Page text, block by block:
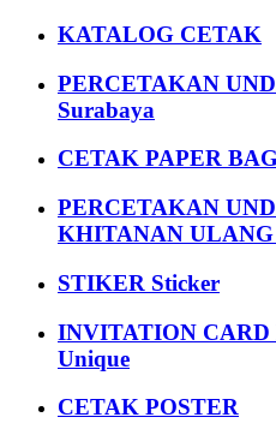
KATALOG CETAK
PERCETAKAN
Surabaya
CETAK PAPER
PERCETAKAN
KHITANAN
STIKER Sticker
INVITATION
Unique
CETAK POSTER